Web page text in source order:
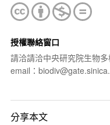
授權聯絡窗口
請洽請洽中央研究院生物
email：
分享本文